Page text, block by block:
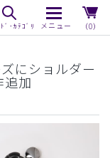
（0）
にショルダー
追加